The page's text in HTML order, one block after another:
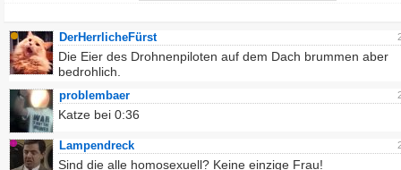
DerHerrlicheFürst
Die Eier des Drohnenpiloten auf dem Dach brummen aber
bedrohlich.
problembaer
Katze bei 0:36
Lampendreck
Sind die alle homosexuell? Keine einzige Frau!